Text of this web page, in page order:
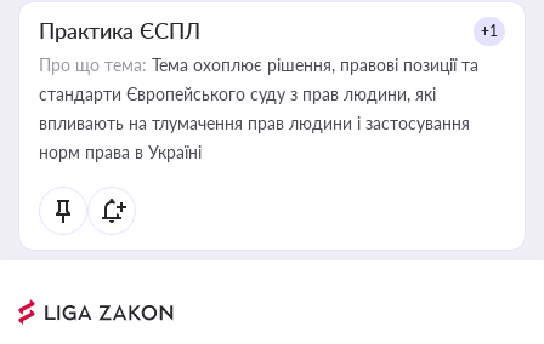
Практика ЄСПЛ +1
Про що тема: Тема охоплює рішення, правові позиції та
стандарти Європейського суду з прав людини, які
впливають на тлумачення прав людини і застосування
норм права в Україні